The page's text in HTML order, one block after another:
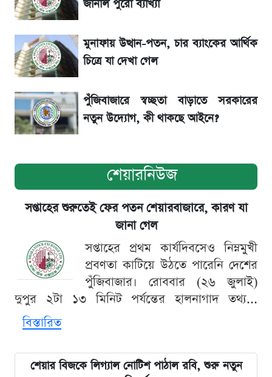
এস আলমের দখলে থাকা ব্যাংক নিয়ে এলো নতুন
সৌদিতে বাংলাদেশিদের আকামা নবায়নে বদলে গেল
নিয়ম
জানাল পুরো ব্যাখ্যা
মুনাফায় উত্থান-পতন, চার ব্যাংকের আর্থিক
চিত্রে যা দেখা গেল
পুঁজিবাজারে স্বচ্ছতা বাড়াতে সরকারের
নতুন উদ্যোগ, কী থাকছে আইনে?
শেয়ারনিউজ
সপ্তাহের শুরুতেই ফের পতন শেয়ারবাজারে, কারণ যা
জানা গেল
সপ্তাহের প্রথম কার্যদিবসেও নিম্নমুখী
প্রবণতা কাটিয়ে উঠতে পারেনি দেশের
পুঁজিবাজার। রোববার (২৬ জুলাই)
দুপুর ২টা ১৩ মিনিট পর্যন্তের হালনাগাদ তথ্য...
বিস্তারিত
শেয়ার বিজকে লিগ্যাল নোটিশ পাঠাল রবি, শুরু নতুন